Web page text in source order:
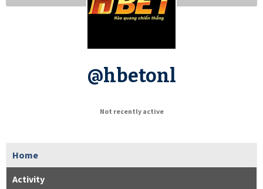
@hbetonl
Not recently active
Home
Activity